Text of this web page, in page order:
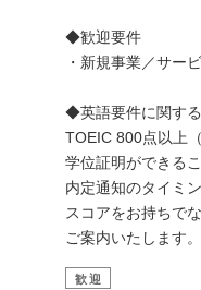
◆歓迎要件
・新規事業／サー
◆英語要件に関す
TOEIC 800点以上
学位証明ができるこ
内定通知のタイミ
スコアをお持ちで
ご案内いたします。
歓迎